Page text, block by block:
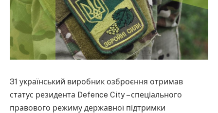
31 український виробник озброєння отримав
статус резидента Defence City – спеціального
правового режиму державної підтримки